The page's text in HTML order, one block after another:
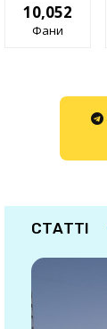
10,052
Фани
СТАТТІ